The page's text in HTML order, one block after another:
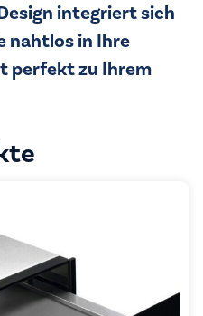
integriert sich
nahtlos in Ihre
perfekt zu Ihrem